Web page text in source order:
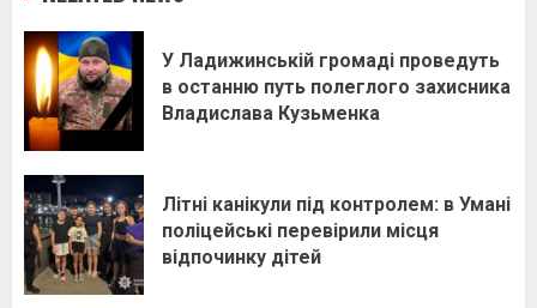
У Ладижинській громаді проведуть
в останню путь полеглого захисника
Владислава Кузьменка
Літні канікули під контролем: в Умані
поліцейські перевірили місця
відпочинку дітей